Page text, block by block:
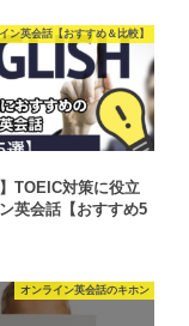
ン英会話【おすすめ＆比較】
】TOEIC対策に役立
英会話【おすすめ5
オンライン英会話のキホン